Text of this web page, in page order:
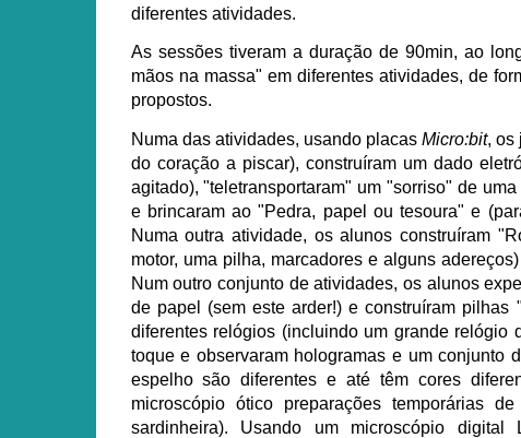
diferentes atividades.
As sessões tiveram a duração de 90min, ao
mãos na massa" em diferentes atividades, de
propostos.
Numa das atividades, usando placas Micro:bit, os
do coração a piscar), construíram um dado
agitado), "teletransportaram" um "sorriso" de
e brincaram ao "Pedra, papel ou tesoura" e
Numa outra atividade, os alunos construíram
motor, uma pilha, marcadores e alguns
Num outro conjunto de atividades, os alunos
de papel (sem este arder!) e construíram
diferentes relógios (incluindo um grande relógio
toque e observaram hologramas e um
espelho são diferentes e até têm cores
microscópio ótico preparações temporárias
sardinheira). Usando um microscópio